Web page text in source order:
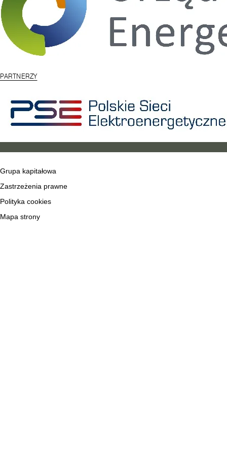
PARTNERZY
Grupa kapitałowa
Zastrzeżenia prawne
Polityka cookies
Mapa strony